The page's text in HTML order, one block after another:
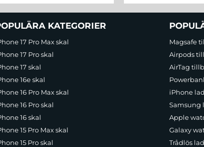
KATEGORIER
17 Pro Max skal
17 Pro skal
17 skal
16e skal
16 Pro Max skal
16 Pro skal
16 skal
15 Pro Max skal
15 Pro skal
Magsafe
Airpods
AirTag
iPhone
Samsung
Apple
Galaxy
Trådlös